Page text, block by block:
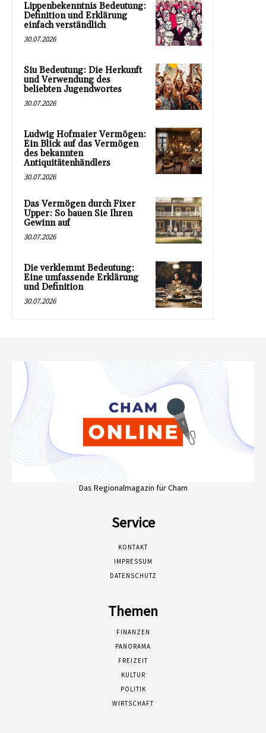
Lippenbekenntnis Bedeutung:
Definition und Erklärung
einfach verständlich
30.07.2026
Siu Bedeutung: Die Herkunft
und Verwendung des
beliebten Jugendwortes
30.07.2026
Ludwig Hofmaier Vermögen:
Ein Blick auf das Vermögen
des bekannten
Antiquitätenhändlers
30.07.2026
Das Vermögen durch Fixer
Upper: So bauen Sie Ihren
Gewinn auf
30.07.2026
Die verklemmt Bedeutung:
Eine umfassende Erklärung
und Definition
30.07.2026
Das Regionalmagazin für Cham
Service
KONTAKT
IMPRESSUM
DATENSCHUTZ
Themen
FINANZEN
PANORAMA
FREIZEIT
KULTUR
POLITIK
WIRTSCHAFT